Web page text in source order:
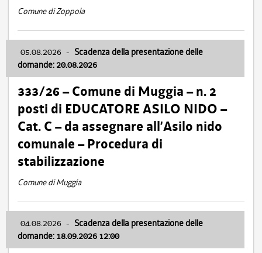
Comune di Zoppola
05.08.2026 - Scadenza della presentazione delle
domande: 20.08.2026
333/26 – Comune di Muggia – n. 2
posti di EDUCATORE ASILO NIDO –
Cat. C – da assegnare all’Asilo nido
comunale – Procedura di
stabilizzazione
Comune di Muggia
04.08.2026 - Scadenza della presentazione delle
domande: 18.09.2026 12:00